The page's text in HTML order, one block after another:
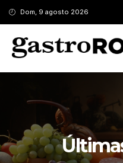
Dom, 9 agosto 2026